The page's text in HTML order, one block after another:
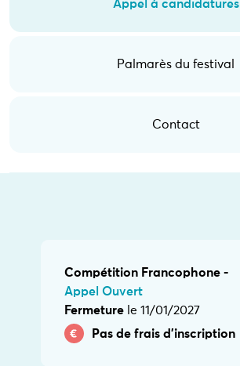
Appel à candidatures
Palmarès du festival
Contact
Compétition Francophone -
Appel Ouvert
Fermeture le 11/01/2027
Pas de frais d’inscription